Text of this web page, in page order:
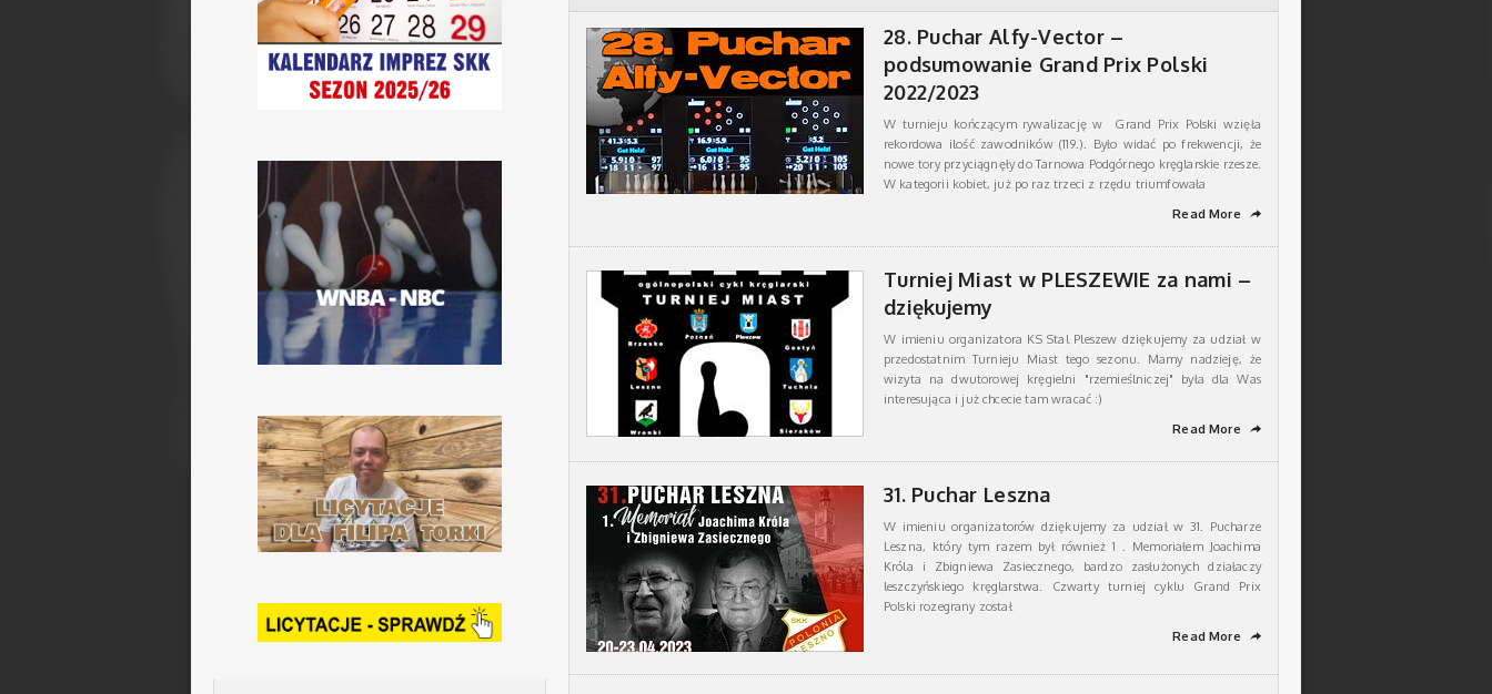
28. Puchar Alfy-Vector –
podsumowanie Grand Prix Polski
2022/2023
W turnieju kończącym rywalizację w Grand Prix Polski wzięła
rekordowa ilość zawodników (119.). Było widać po frekwencji, że
nowe tory przyciągnęły do Tarnowa Podgórnego kręglarskie rzesze.
W kategorii kobiet, już po raz trzeci z rzędu triumfowała
Read More
➦
Turniej Miast w PLESZEWIE za nami –
dziękujemy
W imieniu organizatora KS Stal Pleszew dziękujemy za udział w
przedostatnim Turnieju Miast tego sezonu. Mamy nadzieję, że
wizyta na dwutorowej kręgielni "rzemieślniczej" była dla Was
interesująca i już chcecie tam wracać :)
Read More
➦
31. Puchar Leszna
W imieniu organizatorów dziękujemy za udział w 31. Pucharze
Leszna, który tym razem był również 1 . Memoriałem Joachima
Króla i Zbigniewa Zasiecznego, bardzo zasłużonych działaczy
leszczyńskiego kręglarstwa. Czwarty turniej cyklu Grand Prix
Polski rozegrany został
Read More
➦